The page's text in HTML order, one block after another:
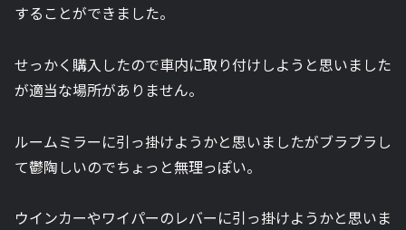
することができました。
せっかく購入したので車内に取り付けしようと思いました
が適当な場所がありません。
ルームミラーに引っ掛けようかと思いましたがブラブラし
て鬱陶しいのでちょっと無理っぽい。
ウインカーやワイパーのレバーに引っ掛けようかと思いま